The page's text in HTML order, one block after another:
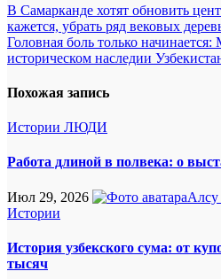
Навигация
по
записям
В Самарканде хотят обновить
кажется, убрать ряд вековых
Головная боль только
историческом наследии
Похожая запись
Истории ЛЮДИ
Работа длиной в полвека: о
Июл 29, 2026
Алсу
Истории
История узбекского сума: от
тысяч